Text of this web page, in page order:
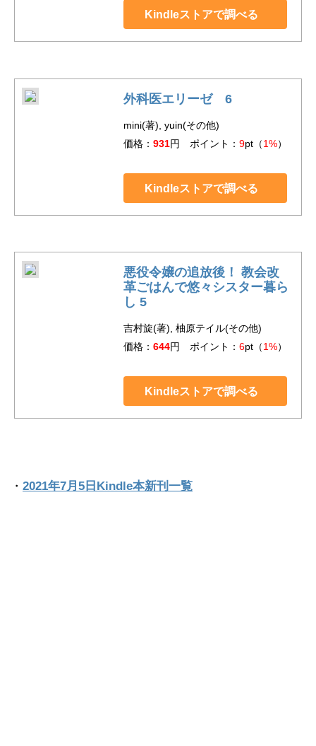
Kindleストアで調べる
外科医エリーゼ 6
mini(著), yuin(その他)
価格： 931円 ポイント： 9pt（1%）
Kindleストアで調べる
悪役令嬢の追放後！ 教会改
革ごはんで悠々シスター暮ら
し 5
吉村旋(著), 柚原テイル(その他)
価格： 644円 ポイント： 6pt（1%）
Kindleストアで調べる
・ 2021年7月5日Kindle本新刊一覧